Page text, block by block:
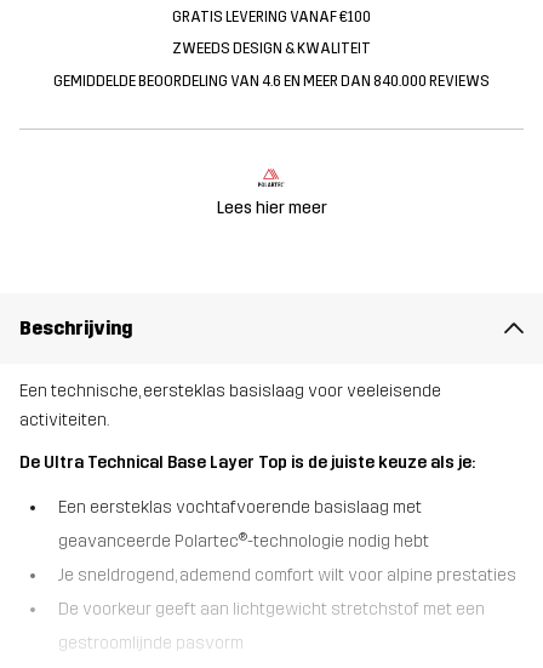
GRATIS LEVERING VANAF €100
ZWEEDS DESIGN & KWALITEIT
GEMIDDELDE BEOORDELING VAN 4.6 EN MEER DAN 840.000 REVIEWS
Lees hier meer
Beschrijving
Een technische, eersteklas basislaag voor veeleisende
activiteiten.
De Ultra Technical Base Layer Top is de juiste keuze als je:
Een eersteklas vochtafvoerende basislaag met
geavanceerde Polartec®-technologie nodig hebt
Je sneldrogend, ademend comfort wilt voor alpine prestaties
De voorkeur geeft aan lichtgewicht stretchstof met een
gestroomlijnde pasvorm